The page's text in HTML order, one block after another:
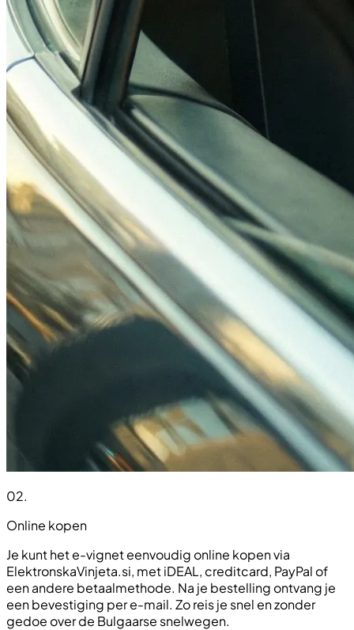
02.
Online kopen
Je kunt het e-vignet eenvoudig online kopen via
ElektronskaVinjeta.si, met iDEAL, creditcard, PayPal of
een andere betaalmethode. Na je bestelling ontvang je
een bevestiging per e-mail. Zo reis je snel en zonder
gedoe over de Bulgaarse snelwegen.